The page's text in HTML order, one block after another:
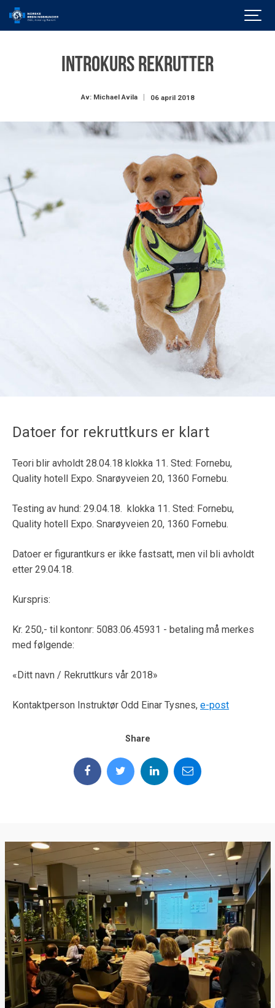
Introkurs rekrutter
Av: Michael Avila 06 april 2018
Datoer for rekruttkurs er klart
Teori blir avholdt 28.04.18 klokka 11. Sted: Fornebu,
Quality hotell Expo. Snarøyveien 20, 1360 Fornebu.
Testing av hund: 29.04.18. klokka 11. Sted: Fornebu,
Quality hotell Expo. Snarøyveien 20, 1360 Fornebu.
Datoer er figurantkurs er ikke fastsatt, men vil bli avholdt
etter 29.04.18.
Kurspris:
Kr. 250,- til kontonr: 5083.06.45931 - betaling må merkes
med følgende:
«Ditt navn / Rekruttkurs vår 2018»
Kontaktperson Instruktør Odd Einar Tysnes, e-post
Share